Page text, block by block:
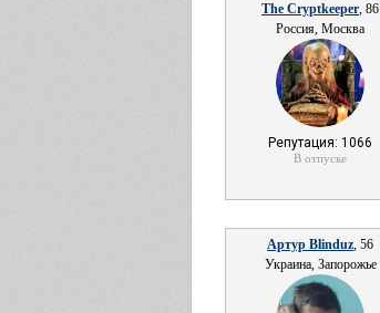
The Cryptkeeper, 86
Россия, Москва
Репутация: 1066
В отпуске
Артур Blinduz, 56
Украина, Запорожье